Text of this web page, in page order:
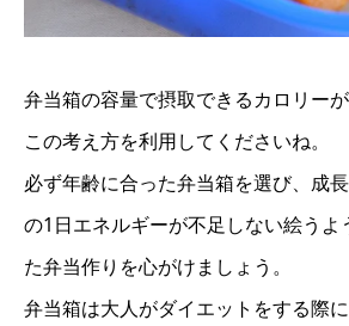
弁当箱の容量で摂取できるカロリー
この考え方を利用してくださいね。
必ず年齢に合った弁当箱を選び、成
の1日エネルギーが不足しない絵うよ
た弁当作りを心がけましょう。
弁当箱は大人がダイエットをする際